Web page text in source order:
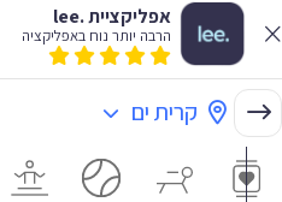
אפליקציית .lee
הרבה יותר נוח באפליקציה
קרית ים